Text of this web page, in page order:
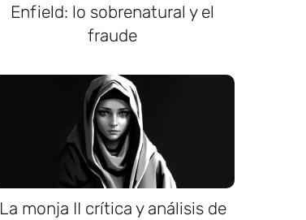
Enfield: lo sobrenatural y el
fraude
La monja II crítica y análisis de